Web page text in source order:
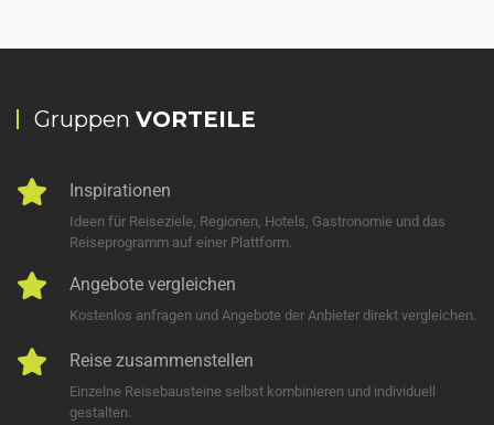
Gruppen VORTEILE
Inspirationen
Ideen für Reiseziele, Regionen, Hotels, Gastronomie und das
Reiseprogramm auf einer Plattform.
Angebote vergleichen
Kostenlos anfragen und Angebote der Anbieter direkt vergleichen.
Reise zusammenstellen
Einzelne Reisebausteine selbst kombinieren und individuell
gestalten.